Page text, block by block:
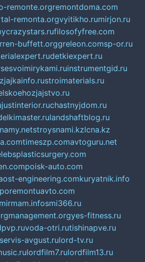
remonte.orgremontdoma.com
remonta.orgvyitikho.rumirjon.ru
filosofyfree.com
buffett.orggreleon.comsp-or.ru
detkiexpert.ru
instrumentgid.ru
stroimaterials.ru
justinterior.ruchastnyjdom.ru
landshaftblog.ru
stroysnami.kzlcna.kz
timeszp.comavtoguru.net
poisk-auto.com
ost-engineering.comkuryatnik.info
poremontuavto.com
mirmam.infosmi366.ru
yes-fitness.ru
voda-otri.rutishinapve.ru
avgust.rulord-tv.ru
lordfilm7.rulordfilm13.ru